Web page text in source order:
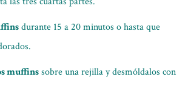
durante 15 a 20 minutos o hasta que
muffinssobre una rejilla y desmóldalos con